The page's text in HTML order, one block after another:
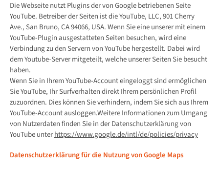
Die Webseite nutzt Plugins der von Google betriebenen Seite
YouTube. Betreiber der Seiten ist die YouTube, LLC, 901 Cherry
Ave., San Bruno, CA 94066, USA. Wenn Sie eine unserer mit einem
YouTube-Plugin ausgestatteten Seiten besuchen, wird eine
Verbindung zu den Servern von YouTube hergestellt. Dabei wird
dem Youtube-Server mitgeteilt, welche unserer Seiten Sie besucht
haben.
Wenn Sie in Ihrem YouTube-Account eingeloggt sind ermöglichen
Sie YouTube, Ihr Surfverhalten direkt Ihrem persönlichen Profil
zuzuordnen. Dies können Sie verhindern, indem Sie sich aus Ihrem
YouTube-Account ausloggen.Weitere Informationen zum Umgang
von Nutzerdaten finden Sie in der Datenschutzerklärung von
YouTube unterhttps://www.google.de/intl/de/policies/privacy
Datenschutzerklärung für die Nutzung von Google Maps